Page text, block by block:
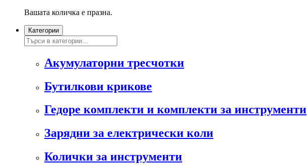
Вашата количка е празна.
Категории
Акумулаторни тресчотки
Бутилкови крикове
Гедоре комплекти и комплекти за инструменти
Зарядни за електрически коли
Колички за инструменти